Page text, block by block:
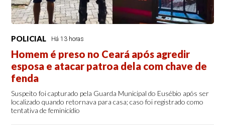
POLICIAL Há 13 horas
Homem é preso no Ceará após agredir
esposa e atacar patroa dela com chave de
fenda
Suspeito foi capturado pela Guarda Municipal do Eusébio após ser
localizado quando retornava para casa; caso foi registrado como
tentativa de feminicídio